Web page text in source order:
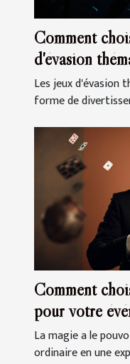
Comment
d'évasion
prochaine
Les jeux d'évasion
forme de
Comment
pour votre
La magie a le
ordinaire en une